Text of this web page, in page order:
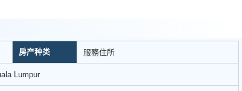
房产种类 服務住所
Lumpur